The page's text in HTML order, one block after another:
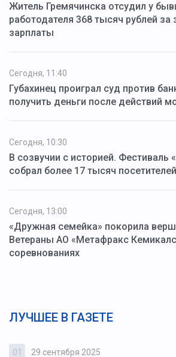
Житель Гремячинска отсудил у
работодателя 368 тысяч рублей за
зарплаты
Сегодня, 11:40
Губахинец проиграл суд против
получить деньги после действий
Сегодня, 10:30
В созвучии с историей. Фестиваль
собрал более 17 тысяч посетителей
Сегодня, 13:00
«Дружная семейка» покорила
Ветераны АО «Метафракс
соревнованиях
ЛУЧШЕЕ В ГАЗЕТЕ
01 29 сентября 2025